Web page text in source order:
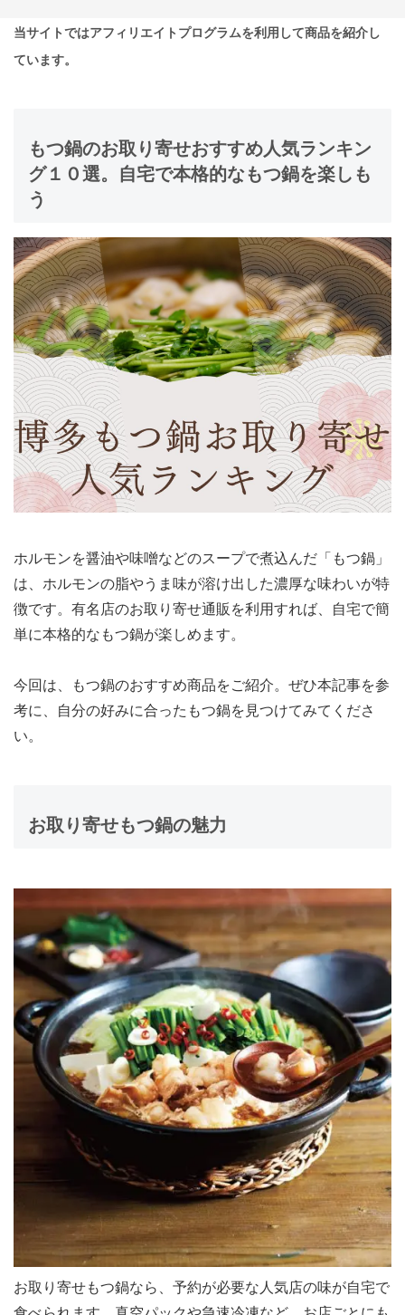
当サイトではアフィリエイトプログラムを利用して商品を紹介し
ています。
もつ鍋のお取り寄せおすすめ人気ランキン
グ１０選。自宅で本格的なもつ鍋を楽しも
う
ホルモンを醤油や味噌などのスープで煮込んだ「もつ鍋」
は、ホルモンの脂やうま味が溶け出した濃厚な味わいが特
徴です。有名店のお取り寄せ通販を利用すれば、自宅で簡
単に本格的なもつ鍋が楽しめます。
今回は、もつ鍋のおすすめ商品をご紹介。ぜひ本記事を参
考に、自分の好みに合ったもつ鍋を見つけてみてくださ
い。
お取り寄せもつ鍋の魅力
お取り寄せもつ鍋なら、予約が必要な人気店の味が自宅で